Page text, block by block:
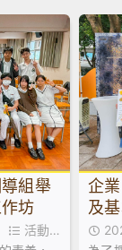
組舉
坊
企
及
維